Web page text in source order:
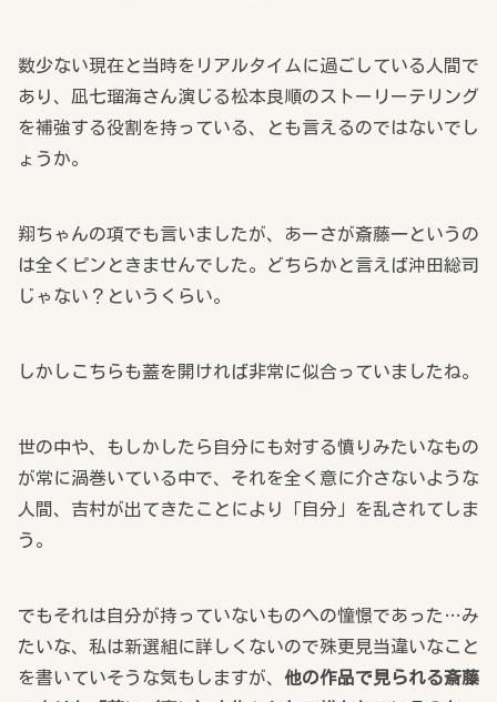
数少ない現在と当時をリアルタイムに過ごしている人間で
あり、凪七瑠海さん演じる松本良順のストーリーテリング
を補強する役割を持っている、とも言えるのではないでし
ょうか。
翔ちゃんの項でも言いましたが、あーさが斎藤一というの
は全くピンときませんでした。どちらかと言えば沖田総司
じゃない？というくらい。
しかしこちらも蓋を開ければ非常に似合っていましたね。
世の中や、もしかしたら自分にも対する憤りみたいなもの
が常に渦巻いている中で、それを全く意に介さないような
人間、吉村が出てきたことにより「自分」を乱されてしま
う。
でもそれは自分が持っていないものへの憧憬であった…み
たいな、私は新選組に詳しくないので殊更見当違いなこと
を書いていそうな気もしますが、 他の作品で見られる斎藤